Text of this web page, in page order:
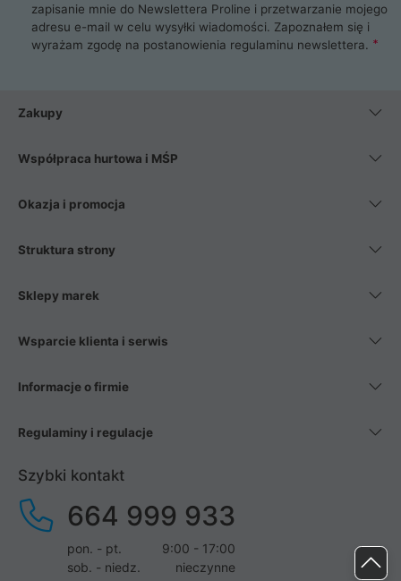
zapisanie mnie do Newslettera Proline i przetwarzanie mojego
adresu e-mail w celu wysyłki wiadomości. Zapoznałem się i
wyrażam zgodę na postanowienia regulaminu newslettera.
Zakupy
Współpraca hurtowa i MŚP
Okazja i promocja
Struktura strony
Sklepy marek
Wsparcie klienta i serwis
Informacje o firmie
Regulaminy i regulacje
Szybki kontakt
664 999 933
pon. - pt.
9:00 - 17:00
sob. - niedz.
nieczynne